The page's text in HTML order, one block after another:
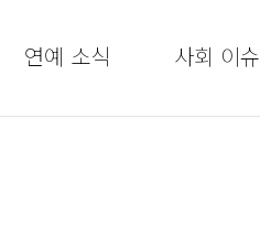
연예 소식 사회 이슈